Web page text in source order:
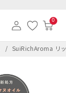
0
SuiRichAroma リ